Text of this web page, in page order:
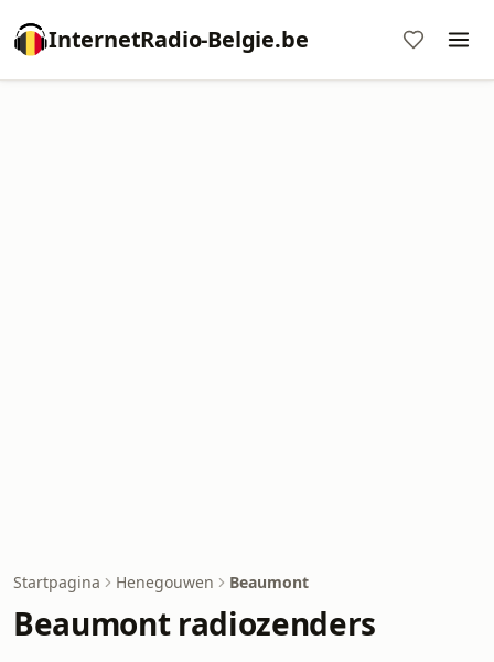
InternetRadio-Belgie.be
Startpagina Henegouwen Beaumont
Beaumont radiozenders